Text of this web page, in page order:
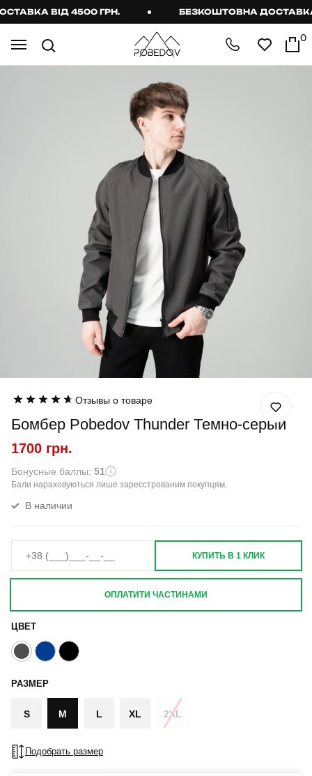
ВІД 4500 ГРН. БЕЗКОШТОВНА ДОСТАВКА
0
Отзывы о товаре
Бомбер Pobedov Thunder Темно-серый
1700 грн.
Бонусные баллы: 51
Бали нараховуються лише зареєстрованим покупцям.
В наличии
ЦВЕТ
РАЗМЕР
S M L XL 2XL
Подобрать размер
КУПИТЬ В 1 КЛИК
ОПЛАТИТИ ЧАСТИНАМИ